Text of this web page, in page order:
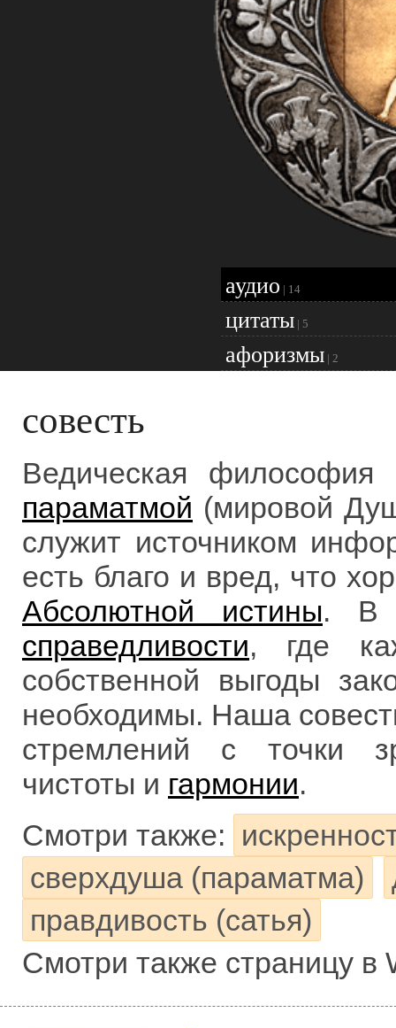
аудио | 14
цитаты | 5
афоризмы | 2
совесть
Ведическая философия
параматмой (мировой
служит источником
есть благо и вред, что
Абсолютной истины. В
справедливости, где
собственной выгоды
необходимы. Наша
стремлений с точки
чистоты и гармонии.
Смотри также:
сверхдуша (параматма)
правдивость (сатья)
Смотри также страницу в